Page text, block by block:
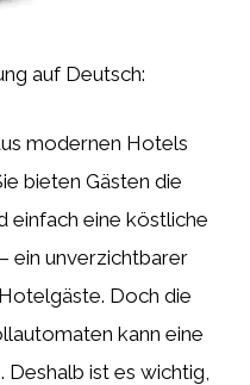
auf Deutsch:
modernen Hotels
bieten Gästen die
einfach eine köstliche
ein unverzichtbarer
Doch die
kann eine
ist es wichtig,